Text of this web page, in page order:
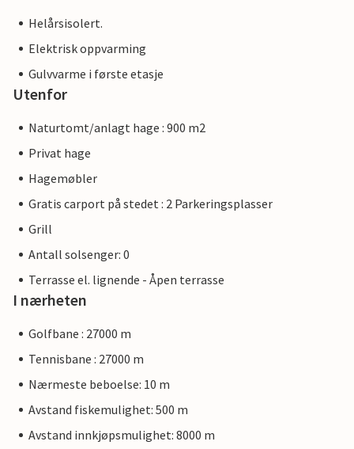
Helårsisolert.
Elektrisk oppvarming
Gulvvarme i første etasje
Utenfor
Naturtomt/anlagt hage : 900 m2
Privat hage
Hagemøbler
Gratis carport på stedet : 2 Parkeringsplasser
Grill
Antall solsenger: 0
Terrasse el. lignende - Åpen terrasse
I nærheten
Golfbane : 27000 m
Tennisbane : 27000 m
Nærmeste beboelse: 10 m
Avstand fiskemulighet: 500 m
Avstand innkjøpsmulighet: 8000 m